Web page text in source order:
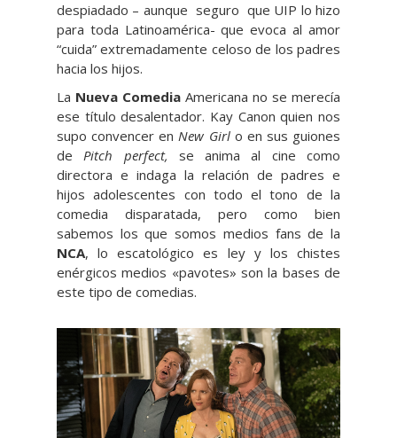
despiadado – aunque seguro que UIP lo hizo
para toda Latinoamérica- que evoca al amor
“cuida” extremadamente celoso de los padres
hacia los hijos.
La Nueva Comedia Americana no se merecía
ese título desalentador. Kay Canon quien nos
supo convencer enNew Girlo en sus guiones
dePitch perfect, se anima al cine como
directora e indaga la relación de padres e
hijos adolescentes con todo el tono de la
comedia disparatada, pero como bien
sabemos los que somos medios fans de la
NCA, lo escatológico es ley y los chistes
enérgicos medios «pavotes» son la bases de
este tipo de comedias.